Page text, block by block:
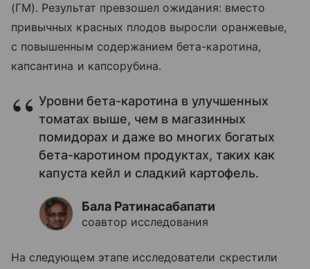
(ГМ). Результат превзошел ожидания: вместо
привычных красных плодов выросли оранжевые,
с повышенным содержанием бета-каротина,
капсантина и капсорубина.
Уровни бета-каротина в улучшенных
томатах выше, чем в магазинных
помидорах и даже во многих богатых
бета-каротином продуктах, таких как
капуста кейл и сладкий картофель.
Бала Ратинасабапати
соавтор исследования
На следующем этапе исследователи скрестили